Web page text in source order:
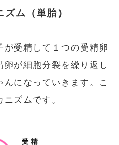
ム（単胎）
が受精して１つの受精卵
が細胞分裂を繰り返し
になっていきます。こ
ズムです。